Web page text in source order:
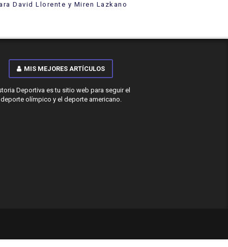
David Llorente y Miren Lazkano
MIS MEJORES ARTÍCULOS
Deportiva es tu sitio web para seguir el
deporte olímpico y el deporte americano.